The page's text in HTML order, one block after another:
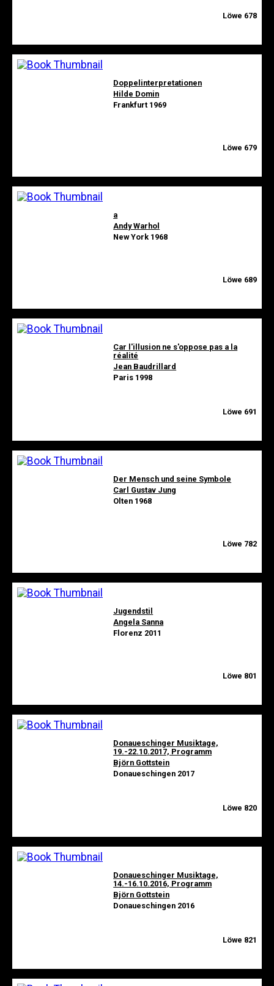
Löwe 678
Doppelinterpretationen
Hilde Domin
Frankfurt 1969
Löwe 679
a
Andy Warhol
New York 1968
Löwe 689
Car l'illusion ne s'oppose pas a la
réalité
Jean Baudrillard
Paris 1998
Löwe 691
Der Mensch und seine Symbole
Carl Gustav Jung
Olten 1968
Löwe 782
Jugendstil
Angela Sanna
Florenz 2011
Löwe 801
Donaueschinger Musiktage,
19.-22.10.2017, Programm
Björn Gottstein
Donaueschingen 2017
Löwe 820
Donaueschinger Musiktage,
14.-16.10.2016, Programm
Björn Gottstein
Donaueschingen 2016
Löwe 821